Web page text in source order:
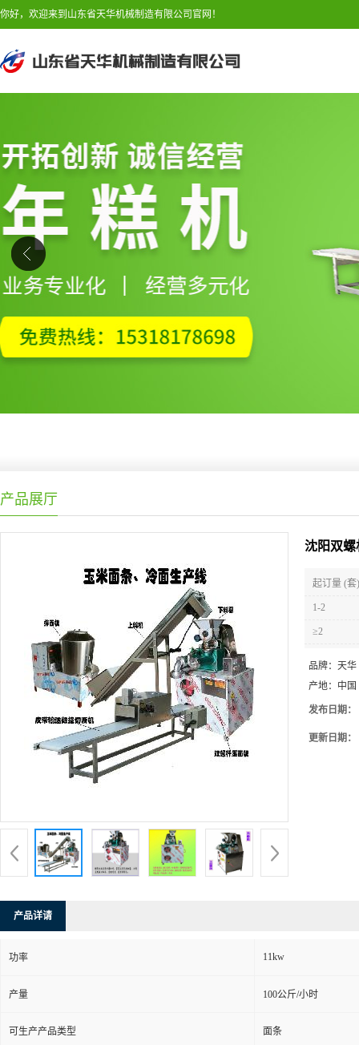
你好，欢迎来到山东省天华机械制造有限公司官网！
产品展厅
沈阳双螺
起订量 (套)
1-2
≥2
品牌： 天华
产地： 中国
发布日期：
更新日期：
产品详请
功率 11kw
产量 100公斤/小时
可生产产品类型 面条